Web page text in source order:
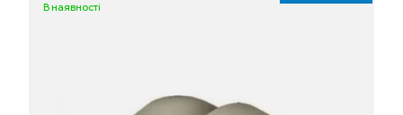
В наявності